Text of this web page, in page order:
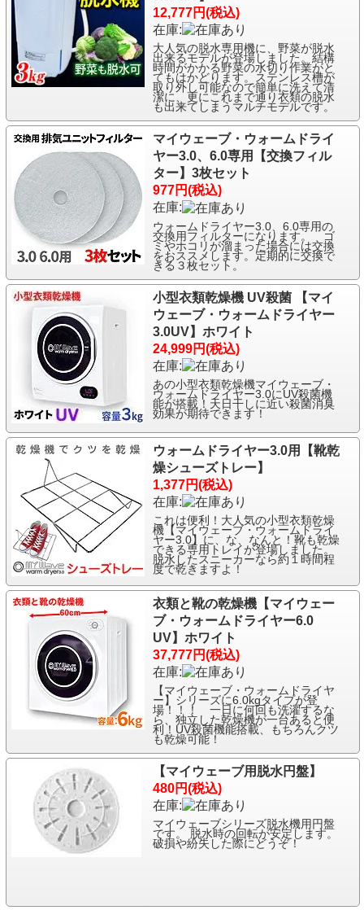
12,777円(税込)
在庫:
大人気の脱水専用機に、野菜が脱水
出来るモデルが登場しました。結構
時間がかかる野菜の水切り作業がと
てもはかどります。ステンレス槽が
取り外し可能なので簡単に洗えて清
潔に、更にこれまで通り衣類の脱水
も出来てしまうマルチモデルです。
マイウェーブ・ウォームドライ
ヤー3.0、6.0専用【交換フィル
ター】3枚セット
977円(税込)
在庫:
ウォームドライヤー3.0、6.0専用の
交換用フィルターになります。 ゴ
ミやホコリが溜まった場合には交換
をおススメします。定期的に交換で
きる３枚セット。
小型衣類乾燥機 UV殺菌 【マイ
ウェーブ・ウォームドライヤー
3.0UV】ホワイト
24,999円(税込)
在庫:
あの小型衣類乾燥機マイウェーブ・
ウォームドライヤー3.0にUV殺菌機
能が搭載！天日干しに近い殺菌消臭
効果が期待できます！
ウォームドライヤー3.0用【靴乾
燥シューズトレー】
1,377円(税込)
在庫:
これは便利！大人気の小型衣類乾燥
機【マイウェーブ・ウォームドライ
ヤー3.0】に、な、なんと！靴も乾燥
できる専用トレイが登場しました。
脱水したスニーカーなら約１時間程
度で乾きますよ！
衣類と靴の乾燥機【マイウェー
ブ・ウォームドライヤー6.0
UV】ホワイト
37,777円(税込)
在庫:
【マイウェーブ・ウォームドライヤ
ー】シリーズに6.0kgタイプが登
場！！！ 一日に何回も洗濯するな
ら、独立した乾燥機が一台あると便
利！UV殺菌機能搭載、もちろんクツ
も乾燥可能！
【マイウェーブ用脱水円盤】
480円(税込)
在庫:
マイウェーブシリーズ脱水機用円盤
です。 脱水時の回転が安定します。
破損や紛失した際にどうぞ！